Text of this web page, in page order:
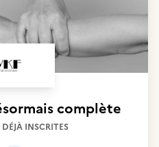
complète
INSCRITES